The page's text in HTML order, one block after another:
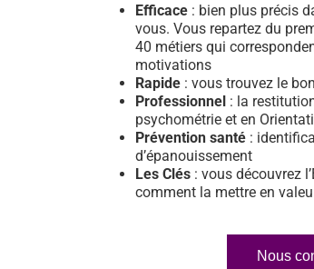
Efficace : bien plus précis
vous. Vous repartez du
40 métiers qui
motivations
Rapide : vous trouvez le
Professionnel : la
psychométrie et en
Prévention santé :
d’épanouissement
Les Clés : vous découvrez
comment la mettre en
Nous